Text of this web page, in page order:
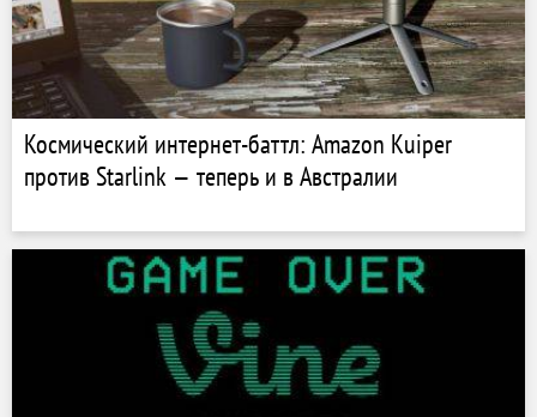
Космический интернет-баттл: Amazon Kuiper
против Starlink — теперь и в Австралии